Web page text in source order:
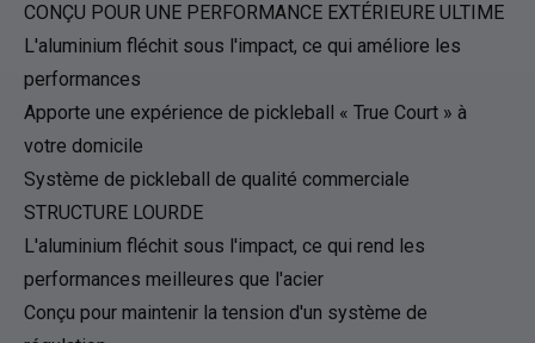
CONÇU POUR UNE PERFORMANCE EXTÉRIEURE ULTIME
L'aluminium fléchit sous l'impact, ce qui améliore les
performances
Apporte une expérience de pickleball « True Court » à
votre domicile
Système de pickleball de qualité commerciale
STRUCTURE LOURDE
L'aluminium fléchit sous l'impact, ce qui rend les
performances meilleures que l'acier
Conçu pour maintenir la tension d'un système de